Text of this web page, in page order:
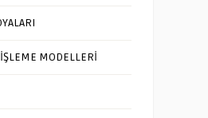
İŞLEME MODELLERİ